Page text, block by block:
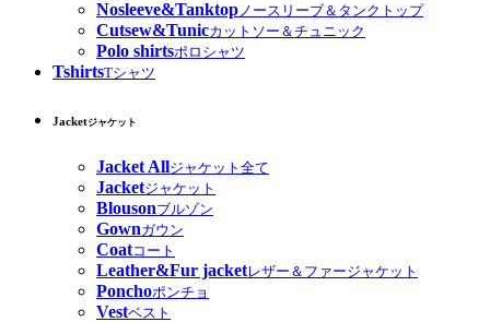
Nosleeve&Tanktop ノースリーブ＆タンクトップ
Cutsew&Tunicカットソー＆チュニック
Polo shirtsポロシャツ
TshirtsTシャツ
Jacketジャケット
Jacket Allジャケット全て
Jacketジャケット
Blousonブルゾン
Gownガウン
Coatコート
Leather&Fur jacketレザー＆ファージャケット
Ponchoポンチョ
Vestベスト